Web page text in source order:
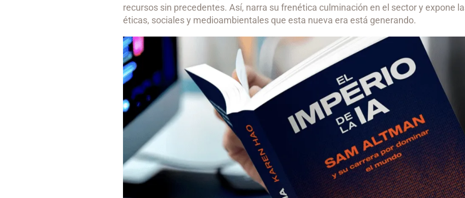
recursos sin precedentes. Así, narra su frenética culminación en el sector y expone
éticas, sociales y medioambientales que esta nueva era está generando.